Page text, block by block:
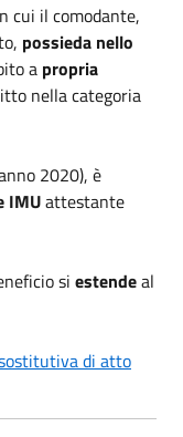
cui il comodante,
possieda nello
a propria
nella categoria
2020), è
IMUattestante
si estendeal
di atto